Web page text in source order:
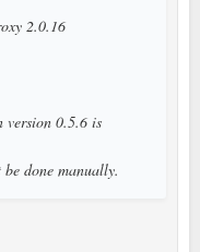
2.0.16
version 0.5.6 is
done manually.